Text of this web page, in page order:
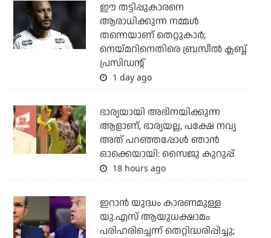
ഈ തട്ടിപ്പുകാരനെ
ആരാധിക്കുന്ന നമ്മള്‍
തന്നെയാണ് തെറ്റുകാര്‍;
നെയ്മറിനെതിരെ ബ്രസീല്‍ ക്ലബ്ബ്
പ്രസിഡന്റ്
1 day ago
ഭാര്യയായി അഭിനയിക്കുന്ന
ആളാണ്, ഭാര്യയല്ല, പക്ഷേ നവ്യ
അത് പറഞ്ഞപ്പോള്‍ ഞാന്‍
ഓക്കെയായി: സൈജു കുറുപ്പ്
18 hours ago
ഇറാന്‍ യുദ്ധം കാരണമുള്ള
യു.എസ് ആയുധക്ഷാമം
പരിഹരിച്ചെന്ന് തെറ്റിദ്ധരിപ്പിച്ചു;